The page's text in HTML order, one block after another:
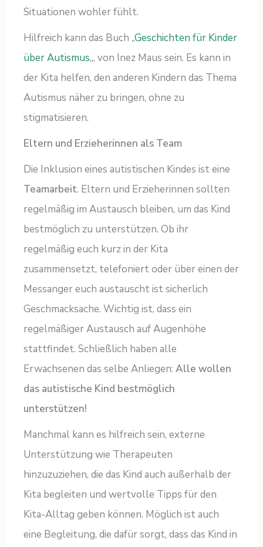
Situationen wohler fühlt.
Hilfreich kann das Buch „Geschichten für Kinder
über Autismus„, von Inez Maus sein. Es kann in
der Kita helfen, den anderen Kindern das Thema
Autismus näher zu bringen, ohne zu
stigmatisieren.
Eltern und Erzieherinnen als Team
Die Inklusion eines autistischen Kindes ist eine
Teamarbeit. Eltern und Erzieherinnen sollten
regelmäßig im Austausch bleiben, um das Kind
bestmöglich zu unterstützen. Ob ihr
regelmäßig euch kurz in der Kita
zusammensetzt, telefoniert oder über einen der
Messanger euch austauscht ist sicherlich
Geschmacksache. Wichtig ist, dass ein
regelmäßiger Austausch auf Augenhöhe
stattfindet. Schließlich haben alle
Erwachsenen das selbe Anliegen:Alle wollen
das autistische Kind bestmöglich
unterstützen!
Manchmal kann es hilfreich sein, externe
Unterstützung wie Therapeuten
hinzuzuziehen, die das Kind auch außerhalb der
Kita begleiten und wertvolle Tipps für den
Kita-Alltag geben können. Möglich ist auch
eine Begleitung, die dafür sorgt, dass das Kind in